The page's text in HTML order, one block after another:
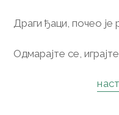
Драги ђаци, почео је
Одмарајте се,